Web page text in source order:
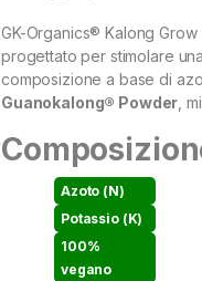
GK-Organics® Kalong
progettato per stimolare
composizione a base di
Guanokalong® Powder,
Azoto (N)
Potassio (K)
100%
vegano